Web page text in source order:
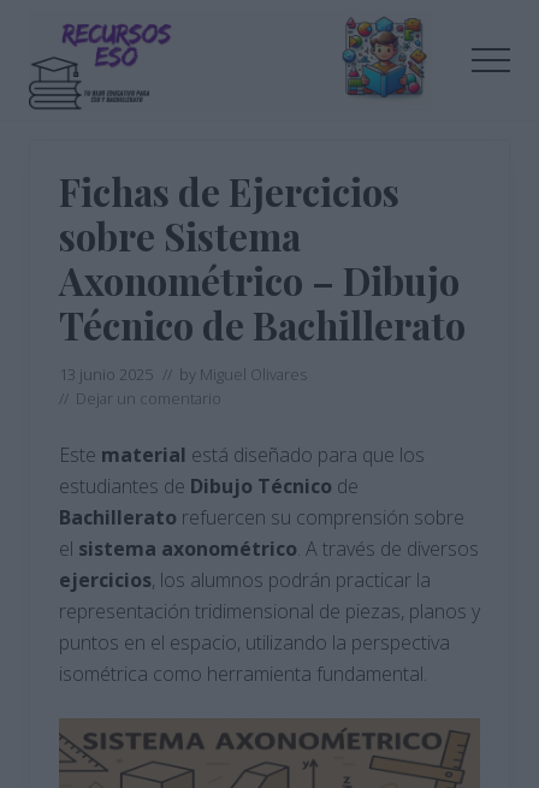
contenido
principal
barra
educación
Fichas de Ejercicios
sobre Sistema
Axonométrico – Dibujo
Técnico de Bachillerato
13 junio 2025 // by Miguel Olivares
// Dejar un comentario
Este material está diseñado para que los
estudiantes de Dibujo Técnico de
Bachillerato refuercen su comprensión sobre
el sistema axonométrico. A través de diversos
ejercicios, los alumnos podrán practicar la
representación tridimensional de piezas, planos y
puntos en el espacio, utilizando la perspectiva
isométrica como herramienta fundamental.